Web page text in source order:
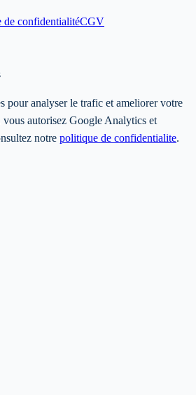
de confidentialitéCGV
pour analyser le trafic et ameliorer votre
vous autorisez Google Analytics et
notre politique de confidentialite.